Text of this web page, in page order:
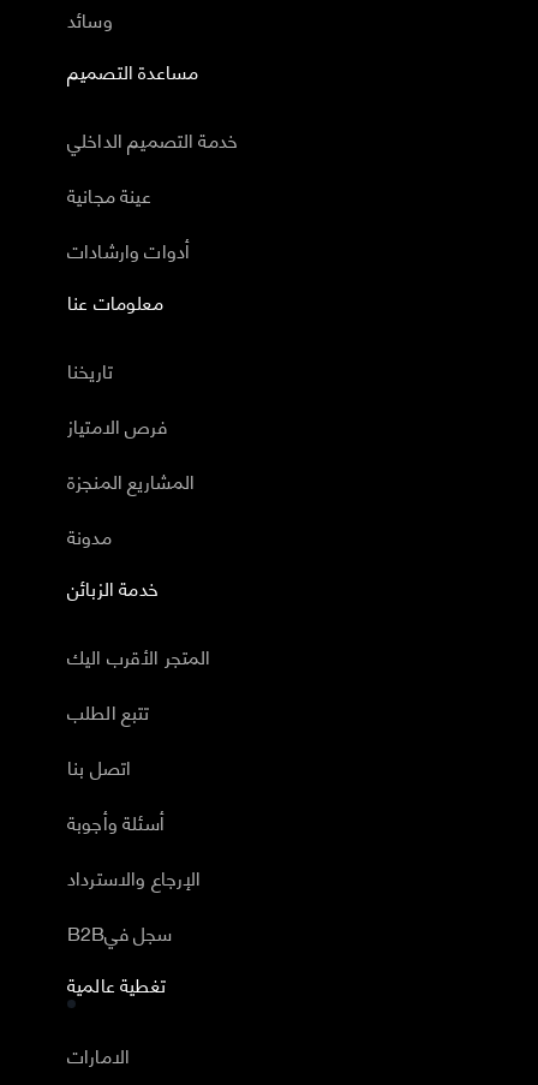
وسائد
مساعدة التصميم
خدمة التصميم الداخلي
عينة مجانية
أدوات وارشادات
معلومات عنا
تاريخنا
فرص الامتياز
المشاريع المنجزة
مدونة
خدمة الزبائن
المتجر الأقرب اليك
تتبع الطلب
اتصل بنا
أسئلة وأجوبة
الإرجاع والاسترداد
B2Bسجل في
تغطية عالمية
الامارات